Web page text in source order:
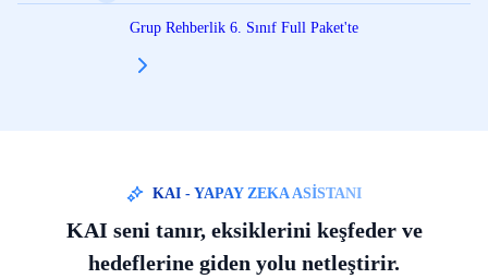
Grup Rehberlik 6. Sınıf Full Paket'te
KAI - YAPAY ZEKA ASİSTANI
KAI seni tanır, eksiklerini keşfeder ve
hedeflerine giden yolu netleştirir.